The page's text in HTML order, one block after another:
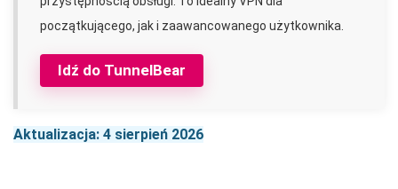
Idź do TunnelBear
początkującego, jak i zaawancowanego użytkownika.
Aktualizacja: 4 sierpień 2026